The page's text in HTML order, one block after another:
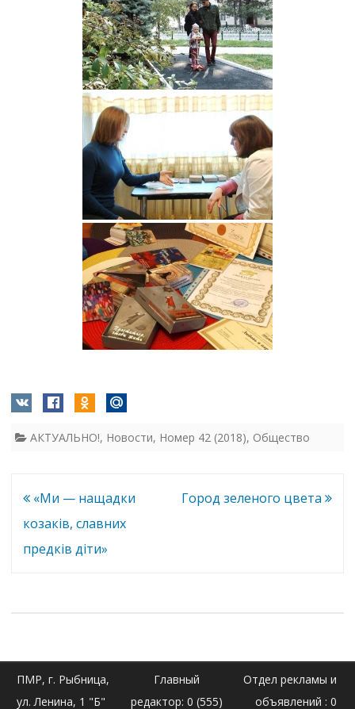
АКТУАЛЬНО!, Новости, Номер 42 (2018), Общество
Навигация
по
записям
«Ми — нащадки
козакiв, славних
предкiв дiти»
Город зеленого цвета
ПМР, г. Рыбница,
ул. Ленина, 1 "Б"
Главный
редактор: 0 (555)
Отдел рекламы и
объявлений : 0